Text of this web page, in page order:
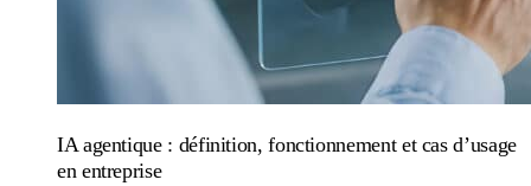
IA agentique : définition, fonctionnement et cas d’usage
en entreprise